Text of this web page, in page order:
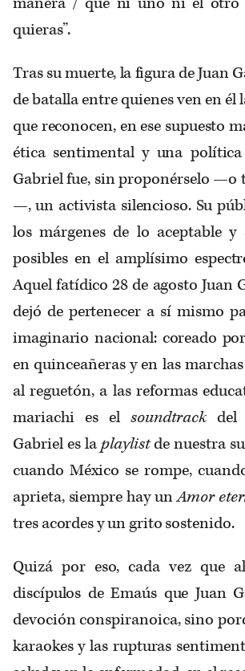
quieras”.
Tras su muerte, la figura de Juan
de batalla entre quienes ven en
que reconocen, en ese supuesto
ética sentimental y una
Gabriel fue, sin proponérselo —o
—, un activista silencioso. Su
los márgenes de lo aceptable
posibles en el amplísimo
Aquel fatídico 28 de agosto Juan
dejó de pertenecer a sí mismo
imaginario nacional: coreado
en quinceañeras y en las
al reguetón, a las reformas
mariachi es elsoundtrack del
Gabriel es laplaylistde nuestra
cuando México se rompe,
aprieta, siempre hay unAmor
tres acordes y un grito sostenido.
Quizá por eso, cada vez que
discípulos de Emaús que Juan
devoción conspiranoica, sino
karaokes y las rupturas